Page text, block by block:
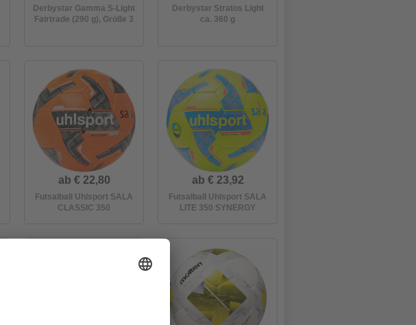
Derbystar Gamma S-Light
Fairtrade (290 g), Größe 3
Derbystar Stratos Light
ca. 360 g
ab € 22,80
Futsalball Uhlsport SALA
CLASSIC 350
ab € 23,92
Futsalball Uhlsport SALA
LITE 350 SYNERGY